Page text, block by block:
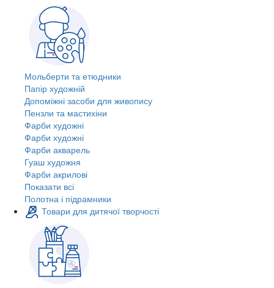
Мольберти та етюдники
Папір художній
Допоміжні засоби для живопису
Пензли та мастихіни
Фарби художні
Фарби художні
Фарби акварель
Гуаш художня
Фарби акрилові
Показати всі
Полотна і підрамники
Товари для дитячої творчості